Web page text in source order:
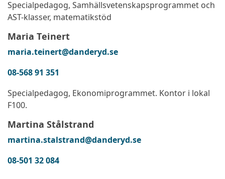
Specialpedagog, Samhällsvetenskapsprogrammet och
AST-klasser, matematikstöd
Maria Teinert
maria.teinert@danderyd.se
08-568 91 351
Specialpedagog, Ekonomiprogrammet. Kontor i lokal
F100.
Martina Stålstrand
martina.stalstrand@danderyd.se
08-501 32 084